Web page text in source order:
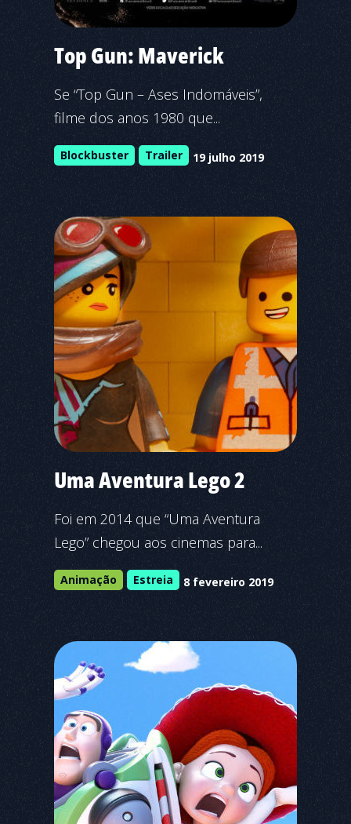
Top Gun: Maverick
Se “Top Gun – Ases Indomáveis”,
filme dos anos 1980 que...
Blockbuster Trailer 19 julho 2019
Uma Aventura Lego 2
Foi em 2014 que “Uma Aventura
Lego” chegou aos cinemas para...
Animação Estreia 8 fevereiro 2019